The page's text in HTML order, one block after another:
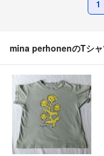
1
mina perhonenのTシャ